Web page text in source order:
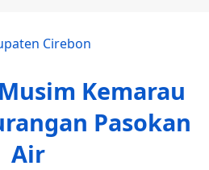
Cirebon
Kemarau
Pasokan
Air